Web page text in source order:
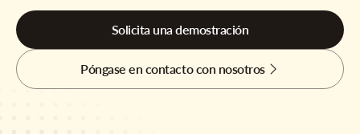
Solicita una demostración
Póngase en contacto con nosotros